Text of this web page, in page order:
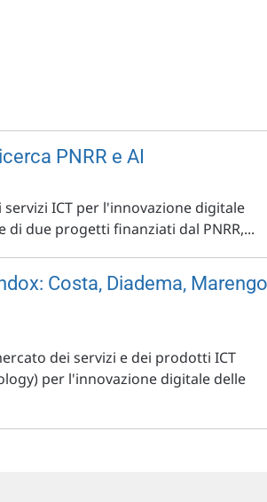
PNRR e AI
ICT per l'innovazione digitale
due progetti finanziati dal PNRR,...
Costa, Diadema, Marengo
dei servizi e dei prodotti ICT
per l'innovazione digitale delle